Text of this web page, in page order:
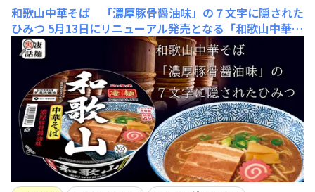
和歌山中華そば 「濃厚豚骨醤油味」の７文字に隠された
ひみつ 5月13日にリニューアル発売となる「和歌山中華そ
ば」！今回のリニューアルでは、スープの濃厚感がU
P…！何回…何十回もの試作の末に完成した、渾身の１杯
です✨さて、そんな「和歌山中華そば」のお味ですがパッ
ケージには「濃厚豚骨醤油味」と書かれています。今日
は、この７文字に隠されたひみつについてお伝えしたい